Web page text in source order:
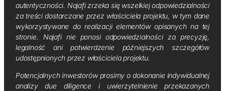
autentyczności. Najafi zrzeka się wszelkiej odpowiedzialności
za treści dostarczane przez właściciela projektu, w tym dane
wykorzystywane do realizacji elementów opisanych na tej
stronie. Najafi nie ponosi odpowiedzialności za precyzję,
legalność ani potwierdzenie późniejszych szczegółów
udostępnionych przez właściciela projektu.
Potencjalnych inwestorów prosimy o dokonanie indywidualnej
analizy due diligence i uwierzytelnienie przekazanych